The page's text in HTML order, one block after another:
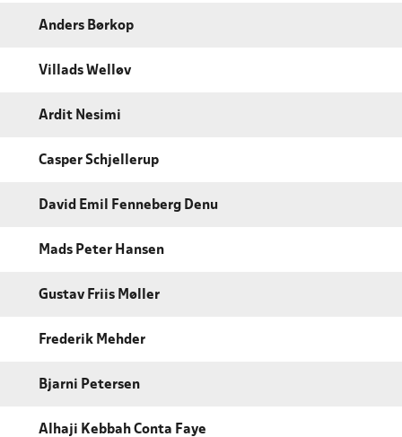
Anders Børkop
Villads Welløv
Ardit Nesimi
Casper Schjellerup
David Emil Fenneberg Denu
Mads Peter Hansen
Gustav Friis Møller
Frederik Mehder
Bjarni Petersen
Alhaji Kebbah Conta Faye